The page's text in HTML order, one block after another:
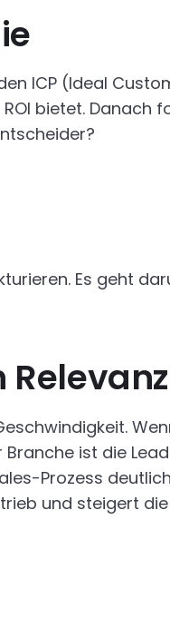
ICP (Ideal
bietet. Danach
Es geht
ist die
Prozess
und steigert